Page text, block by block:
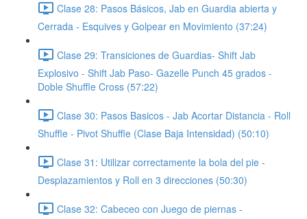
Clase 28: Pasos Básicos, Jab en Guardia abierta y
Cerrada - Esquives y Golpear en Movimiento (37:24)
Clase 29: Transiciones de Guardias- Shift Jab
Explosivo - Shift Jab Paso- Gazelle Punch 45 grados -
Doble Shuffle Cross (57:22)
Clase 30: Pasos Basicos - Jab Acortar Distancia - Roll
Shuffle - Pivot Shuffle (Clase Baja Intensidad) (50:10)
Clase 31: Utilizar correctamente la bola del pie -
Desplazamientos y Roll en 3 direcciones (50:30)
Clase 32: Cabeceo con Juego de piernas -